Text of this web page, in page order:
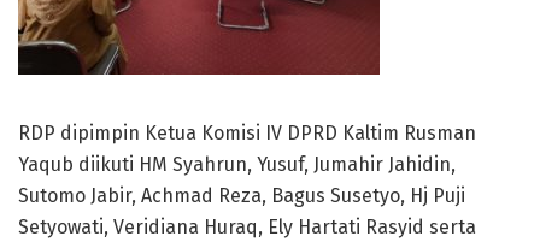
RDP dipimpin Ketua Komisi IV DPRD Kaltim Rusman
Yaqub diikuti HM Syahrun, Yusuf, Jumahir Jahidin,
Sutomo Jabir, Achmad Reza, Bagus Susetyo, Hj Puji
Setyowati, Veridiana Huraq, Ely Hartati Rasyid serta